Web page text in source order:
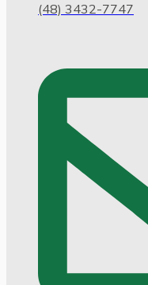
(48) 3432-7747